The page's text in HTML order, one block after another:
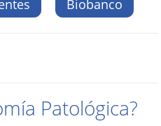
Biobanco
Patológica?